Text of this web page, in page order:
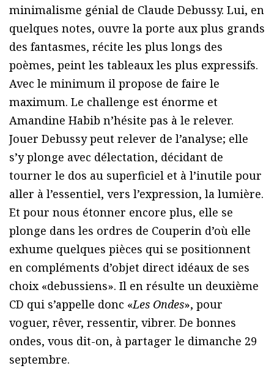
minimalisme génial de Claude Debussy. Lui, en
quelques notes, ouvre la porte aux plus grands
des fantasmes, récite les plus longs des
poèmes, peint les tableaux les plus expressifs.
Avec le minimum il propose de faire le
maximum. Le challenge est énorme et
Amandine Habib n’hésite pas à le relever.
Jouer Debussy peut relever de l’analyse; elle
s’y plonge avec délectation, décidant de
tourner le dos au superficiel et à l’inutile pour
aller à l’essentiel, vers l’expression, la lumière.
Et pour nous étonner encore plus, elle se
plonge dans les ordres de Couperin d’où elle
exhume quelques pièces qui se positionnent
en compléments d’objet direct idéaux de ses
choix «debussiens». Il en résulte un deuxième
CD qui s’appelle donc «Les Ondes», pour
voguer, rêver, ressentir, vibrer. De bonnes
ondes, vous dit-on, à partager le dimanche 29
septembre.